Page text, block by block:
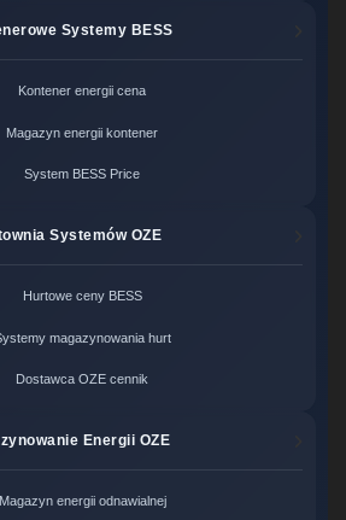
Systemy BESS
Kontener energii cena
Magazyn energii kontener
System BESS Price
Systemów OZE
Hurtowe ceny BESS
magazynowania hurt
Dostawca OZE cennik
Energii OZE
Magazyn energii odnawialnej